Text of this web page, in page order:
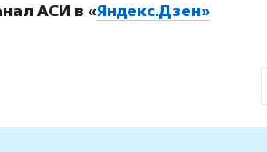
АСИ в «Яндекс.Дзен»